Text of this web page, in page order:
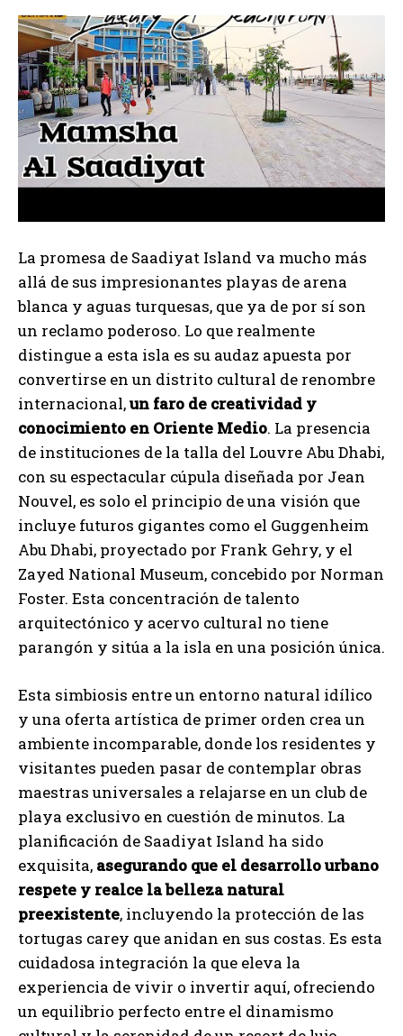
La promesa de Saadiyat Island va mucho más
allá de sus impresionantes playas de arena
blanca y aguas turquesas, que ya de por sí son
un reclamo poderoso. Lo que realmente
distingue a esta isla es su audaz apuesta por
convertirse en un distrito cultural de renombre
internacional,un faro de creatividad y
conocimiento en Oriente Medio. La presencia
de instituciones de la talla del Louvre Abu Dhabi,
con su espectacular cúpula diseñada por Jean
Nouvel, es solo el principio de una visión que
incluye futuros gigantes como el Guggenheim
Abu Dhabi, proyectado por Frank Gehry, y el
Zayed National Museum, concebido por Norman
Foster. Esta concentración de talento
arquitectónico y acervo cultural no tiene
parangón y sitúa a la isla en una posición única.
Esta simbiosis entre un entorno natural idílico
y una oferta artística de primer orden crea un
ambiente incomparable, donde los residentes y
visitantes pueden pasar de contemplar obras
maestras universales a relajarse en un club de
playa exclusivo en cuestión de minutos. La
planificación de Saadiyat Island ha sido
exquisita, asegurando que el desarrollo urbano
respete y realce la belleza natural
preexistente, incluyendo la protección de las
tortugas carey que anidan en sus costas. Es esta
cuidadosa integración la que eleva la
experiencia de vivir o invertir aquí, ofreciendo
un equilibrio perfecto entre el dinamismo